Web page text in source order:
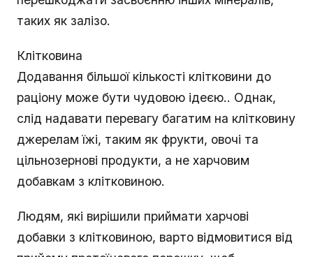
таких як залізо.
Клітковина
Додавання більшої кількості клітковини до
раціону може бути чудовою ідеєю.. Однак,
слід надавати перевагу багатим на клітковину
джерелам їжі, таким як фрукти, овочі та
цільнозернові продукти, а не харчовим
добавкам з клітковиною.
Людям, які вирішили приймати харчові
добавки з клітковиною, варто відмовитися від